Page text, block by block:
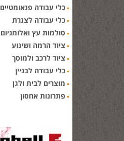
כלי עבודה פנאומטיים
כלי עבודה לצנרת
סולמות עץ ואלומניום
ציוד הרמה ושינוע
ציוד לרכב ולמוסך
כלי עבודה לבניין
מוצרים לבית ולגן
פתרונות אחסון